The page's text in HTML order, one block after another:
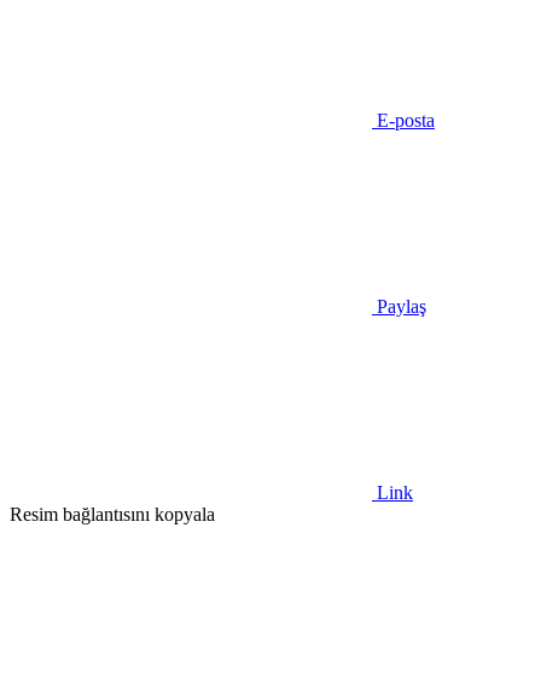
E-posta
Paylaş
Link
Resim bağlantısını kopyala